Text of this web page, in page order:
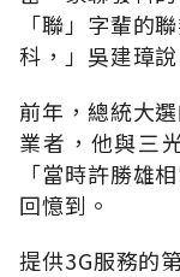
「聯」字輩的
科，」吳建璋說
前年，總統大
業者，他與三
「當時許勝雄
回憶到。
提供3G服務的